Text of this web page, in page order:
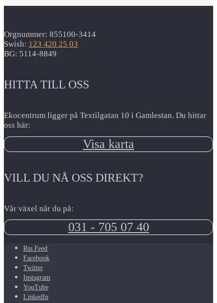
Orgnummer: 855100-3414
Swish: 123 420 25 03
BG: 5114-8849
HITTA TILL OSS
Ekocentrum ligger på Textilgatan 10 i Gamlestan. Du hittar
oss här:
Visa karta
VILL DU NÅ OSS DIREKT?
Vår växel når du på:
031 - 705 07 40
Rss Feed
Facebook
Twitter
Instagram
YouTube
LinkedIn